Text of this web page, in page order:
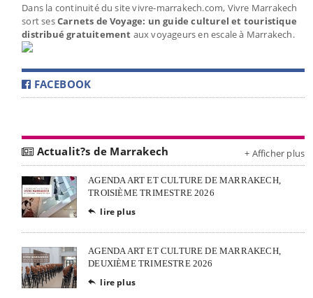
Dans la continuité du site vivre-marrakech.com, Vivre Marrakech
sort sesCarnets de Voyage: un guide culturel et touristique
distribué gratuitement aux voyageurs en escale à Marrakech.
FACEBOOK
Actualit?s de Marrakech + Afficher plus
AGENDA ART ET CULTURE DE MARRAKECH,
TROISIÈME TRIMESTRE 2026
 lire plus
AGENDA ART ET CULTURE DE MARRAKECH,
DEUXIÈME TRIMESTRE 2026
 lire plus